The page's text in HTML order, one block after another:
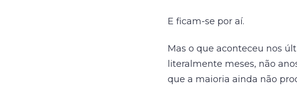
E ficam-se por aí.
Mas o que aconteceu nos
literalmente meses, não
que a maioria ainda não